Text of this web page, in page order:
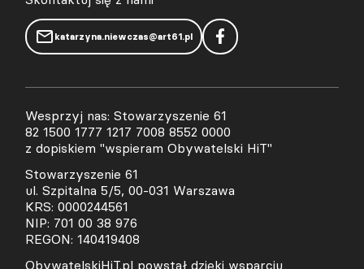
katarzyna.niewczas@art61.pl
Wesprzyj nas: Stowarzyszenie 61
82 1500 1777 1217 7008 8552 0000
z dopiskiem "wspieram Obywatelski HiT"
Stowarzyszenie 61
ul. Szpitalna 5/5, 00-031 Warszawa
KRS: 0000244561
NIP: 701 00 38 976
REGON: 140419408
ObywatelskiHiT.pl powstał dzięki wsparciu